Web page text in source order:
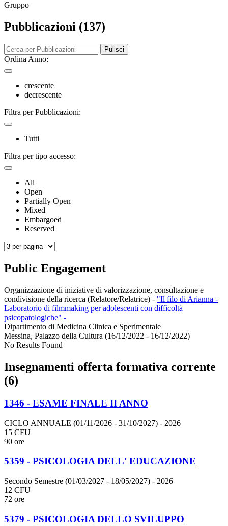
Gruppo
Pubblicazioni (137)
Pulisci
Ordina Anno:
crescente
decrescente
Filtra per Pubblicazioni:
Tutti
Filtra per tipo accesso:
All
Open
Partially Open
Mixed
Embargoed
Reserved
Public Engagement
Organizzazione di iniziative di valorizzazione, consultazione e
condivisione della ricerca (Relatore/Relatrice) - "Il filo di Arianna -
Laboratorio di filmmaking per adolescenti con difficoltà
psicopatologiche" -
Dipartimento di Medicina Clinica e Sperimentale
Messina, Palazzo della Cultura (16/12/2022 - 16/12/2022)
No Results Found
Insegnamenti offerta formativa corrente
(6)
1346 - ESAME FINALE II ANNO
CICLO ANNUALE (01/11/2026 - 31/10/2027) - 2026
15 CFU
90 ore
5359 - PSICOLOGIA DELL' EDUCAZIONE
Secondo Semestre (01/03/2027 - 18/05/2027) - 2026
12 CFU
72 ore
5379 - PSICOLOGIA DELLO SVILUPPO